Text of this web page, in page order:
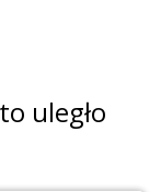
uległo